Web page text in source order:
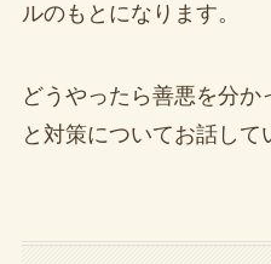
ルのもとになります。
どうやったら善悪を分
と対策についてお話して